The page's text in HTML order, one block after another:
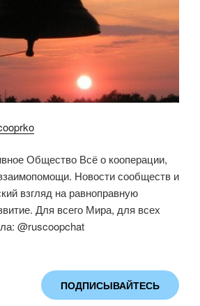
Общество Всё о кооперации,
Новости сообществ и
взгляд на равноправную
Для всего Мира, для всех
@ruscoopchat
ПОДПИСЫВАЙТЕСЬ